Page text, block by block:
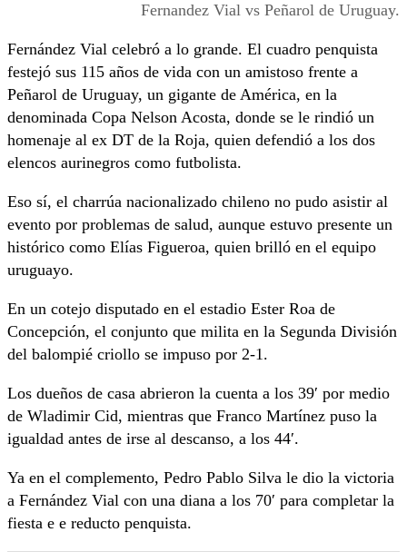
Fernandez Vial vs Peñarol de Uruguay.
Fernández Vial celebró a lo grande. El cuadro penquista
festejó sus 115 años de vida con un amistoso frente a
Peñarol de Uruguay, un gigante de América, en la
denominada Copa Nelson Acosta, donde se le rindió un
homenaje al ex DT de la Roja, quien defendió a los dos
elencos aurinegros como futbolista.
Eso sí, el charrúa nacionalizado chileno no pudo asistir al
evento por problemas de salud, aunque estuvo presente un
histórico como Elías Figueroa, quien brilló en el equipo
uruguayo.
En un cotejo disputado en el estadio Ester Roa de
Concepción, el conjunto que milita en la Segunda División
del balompié criollo se impuso por 2-1.
Los dueños de casa abrieron la cuenta a los 39′ por medio
de Wladimir Cid, mientras que Franco Martínez puso la
igualdad antes de irse al descanso, a los 44′.
Ya en el complemento, Pedro Pablo Silva le dio la victoria
a Fernández Vial con una diana a los 70′ para completar la
fiesta e e reducto penquista.